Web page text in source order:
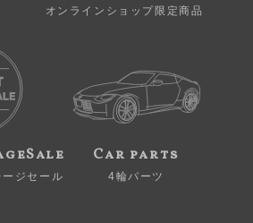
オンラインショップ限定商品
ージセール
Car parts
4輪パーツ